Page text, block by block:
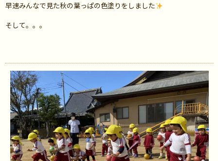
早速みんなで見た秋の葉っぱの色塗りをしました
そして。。。